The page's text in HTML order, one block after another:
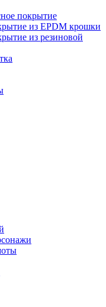
покрытие
из EPDM крошки
из резиновой